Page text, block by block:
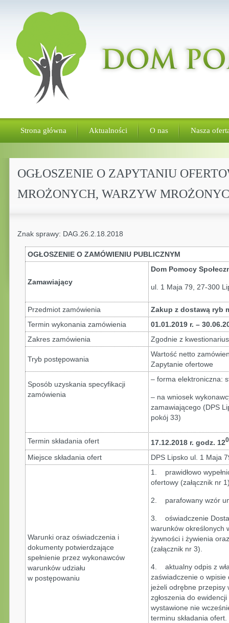
Strona główna Aktualności O nas Nasza
OGŁOSZENIE O ZAPYTANIU
MROŻONYCH, WARZYW
Znak sprawy: DAG.26.2.18.2018
OGŁOSZENIE O ZAMÓWIENIU PUBLICZNYM
Zamawiający
Dom Pomocy
ul. 1 Maja 79, 27-300
Przedmiot zamówienia
Zakup z dostawą ryb
Termin wykonania zamówienia
01.01.2019 r. –
Zakres zamówienia
Zgodnie z
Tryb postępowania
Wartość netto
Zapytanie ofertowe
Sposób uzyskania specyfikacji
zamówienia
– forma elektroniczna:
– na wniosek
zamawiającego (DPS
pokój 33)
Termin składania ofert 17.12.2018 r. godz. 12
Miejsce składania ofert DPS Lipsko ul. 1 Maja
Warunki oraz oświadczenia i
dokumenty potwierdzające
spełnienie przez wykonawców
warunków udziału
w postępowaniu
1. prawidłowo
ofertowy (załącznik nr
2. parafowany wzór
3. oświadczenie
warunków określonych
żywności i żywienia
(załącznik nr 3).
4. aktualny odpis z
zaświadczenie o wpisie
jeżeli odrębne przepisy
zgłoszenia do
wystawione nie
terminu składania ofert.